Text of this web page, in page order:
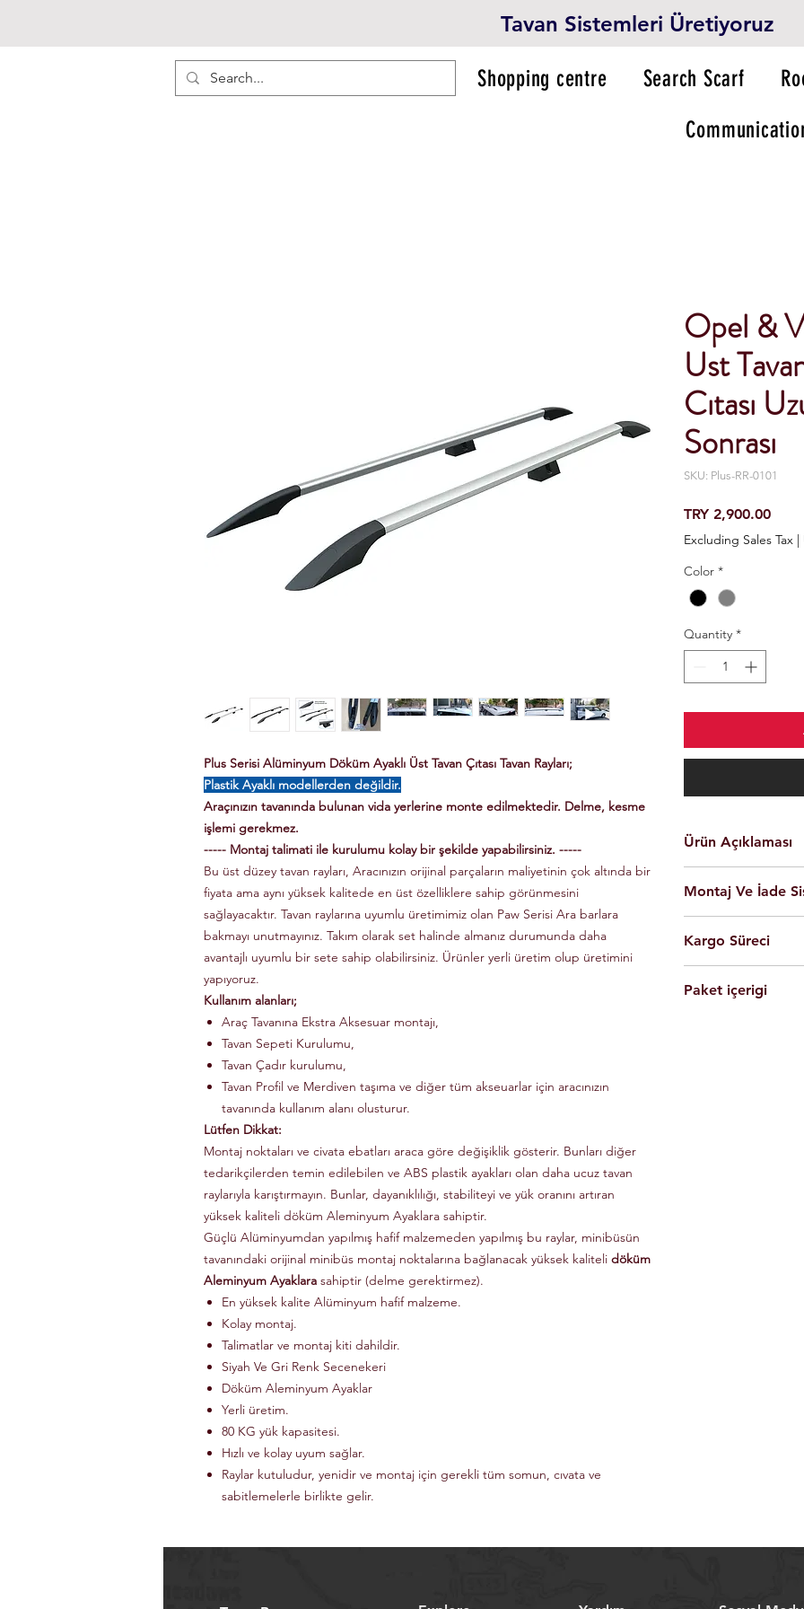
Tavan Sistemleri Üretiyoruz
Shopping centre Search Scarf
Plus Serisi Alüminyum Döküm Ayaklı Üst Tavan Çıtası Tavan Rayları;
Plastik Ayaklı modellerden değildir.
Araçınızın tavanında bulunan vida yerlerine monte edilmektedir. Delme, kesme
işlemi gerekmez.
----- Montaj talimati ile kurulumu kolay bir şekilde yapabilirsiniz. -----
Bu üst düzey tavan rayları, Aracınızın orijinal parçaların maliyetinin çok altında bir
fiyata ama aynı yüksek kalitede en üst özelliklere sahip görünmesini
sağlayacaktır. Tavan raylarına uyumlu üretimimiz olan Paw Serisi Ara barlara
bakmayı unutmayınız. Takım olarak set halinde almanız durumunda daha
avantajlı uyumlu bir sete sahip olabilirsiniz. Ürünler yerli üretim olup üretimini
yapıyoruz.
Kullanım alanları;
Araç Tavanına Ekstra Aksesuar montajı,
Tavan Sepeti Kurulumu,
Tavan Çadır kurulumu,
Tavan Profil ve Merdiven taşıma ve diğer tüm akseuarlar için aracınızın
tavanında kullanım alanı olusturur.
Lütfen Dikkat:
Montaj noktaları ve civata ebatları araca göre değişiklik gösterir. Bunları diğer
tedarikçilerden temin edilebilen ve ABS plastik ayakları olan daha ucuz tavan
raylarıyla karıştırmayın. Bunlar, dayanıklılığı, stabiliteyi ve yük oranını artıran
yüksek kaliteli döküm Aleminyum Ayaklara sahiptir.
Güçlü Alüminyumdan yapılmış hafif malzemeden yapılmış bu raylar, minibüsün
tavanındaki orijinal minibüs montaj noktalarına bağlanacak yüksek kaliteli döküm
Aleminyum Ayaklara sahiptir (delme gerektirmez).
En yüksek kalite Alüminyum hafif malzeme.
Kolay montaj.
Talimatlar ve montaj kiti dahildir.
Siyah Ve Gri Renk Secenekeri
Döküm Aleminyum Ayaklar
Yerli üretim.
80 KG yük kapasitesi.
Hızlı ve kolay uyum sağlar.
Raylar kutuludur, yenidir ve montaj için gerekli tüm somun, cıvata ve
sabitlemelerle birlikte gelir.
Opel &
Ust
Cıtası
Sonrası
SKU: Plus-RR-0101
TRY 2,900.00Price
Excluding Sales Tax |
Color *
Quantity *
Ürün Açıklaması
Kolay montaj.
Talimatlar ve
Siyah Ve Gri Renk
Döküm
Yerli üretim.
80 KG yük
Montaj Ve İade
olarak
Ürünleri son
yapabilmesi için
Tüm ürünlerde
Kargo Süreci
Saat 14'ekadar
Paket içerigi